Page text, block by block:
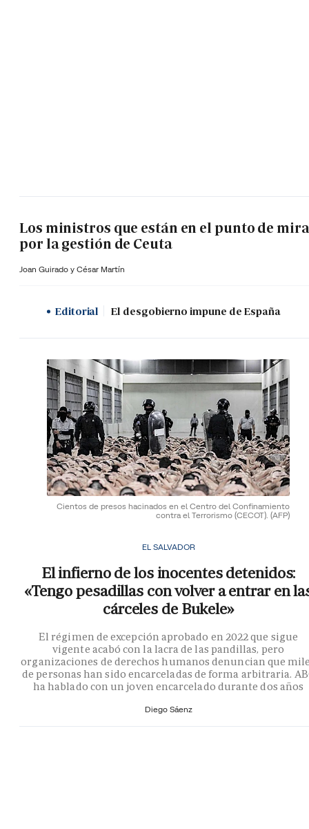
Los ministros que están en el punto de mira
por la gestión de Ceuta
Joan Guirado y César Martín
Editorial El desgobierno impune de España
Cientos de presos hacinados en el Centro del Confinamiento
contra el Terrorismo (CECOT). (AFP)
EL SALVADOR
El infierno de los inocentes detenidos:
«Tengo pesadillas con volver a entrar en
cárceles de Bukele»
El régimen de excepción aprobado en 2022 que sigue
vigente acabó con la lacra de las pandillas, pero
organizaciones de derechos humanos denuncian que
de personas han sido encarceladas de forma arbitraria.
ha hablado con un joven encarcelado durante dos años
Diego Sáenz